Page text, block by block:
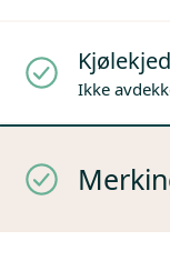
Ikke